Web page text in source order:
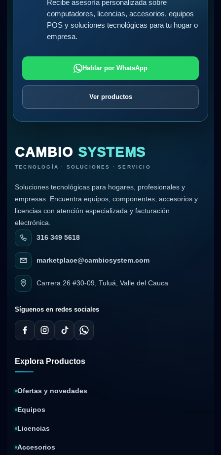
Recibe asesoría personalizada sobre
computadores, licencias, accesorios, equipos
POS y soluciones tecnológicas para tu hogar o
empresa.
Hablar por WhatsApp
Ver productos
CAMBIO SYSTEMS
TECNOLOGÍA · SOLUCIONES · SERVICIO
Soluciones tecnológicas para hogares, profesionales y
empresas. Encuentra equipos, componentes, accesorios y
licencias con atención especializada y facturación
electrónica.
316 349 5618
marketplace@cambiosystem.com
Carrera 26 #30-09, Tuluá, Valle del Cauca
Síguenos en redes sociales
Explora Productos
Ofertas y novedades
Equipos
Licencias
Accesorios